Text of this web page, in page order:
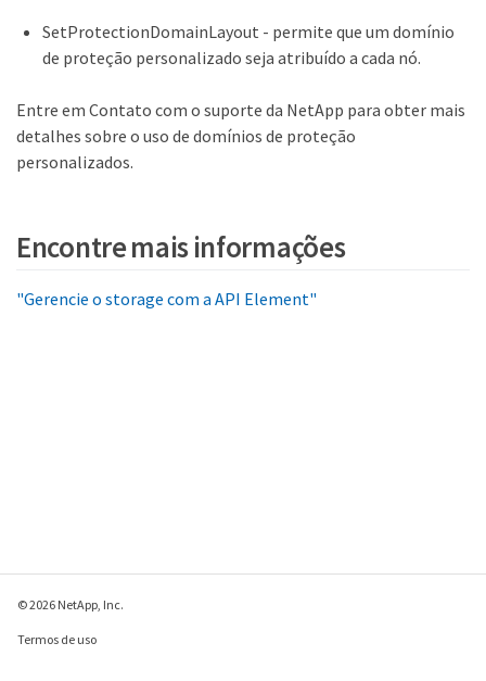
SetProtectionDomainLayout - permite que um domínio
de proteção personalizado seja atribuído a cada nó.
Entre em Contato com o suporte da NetApp para obter mais
detalhes sobre o uso de domínios de proteção
personalizados.
Encontre mais informações
"Gerencie o storage com a API Element"
© 2026 NetApp, Inc.
Termos de uso